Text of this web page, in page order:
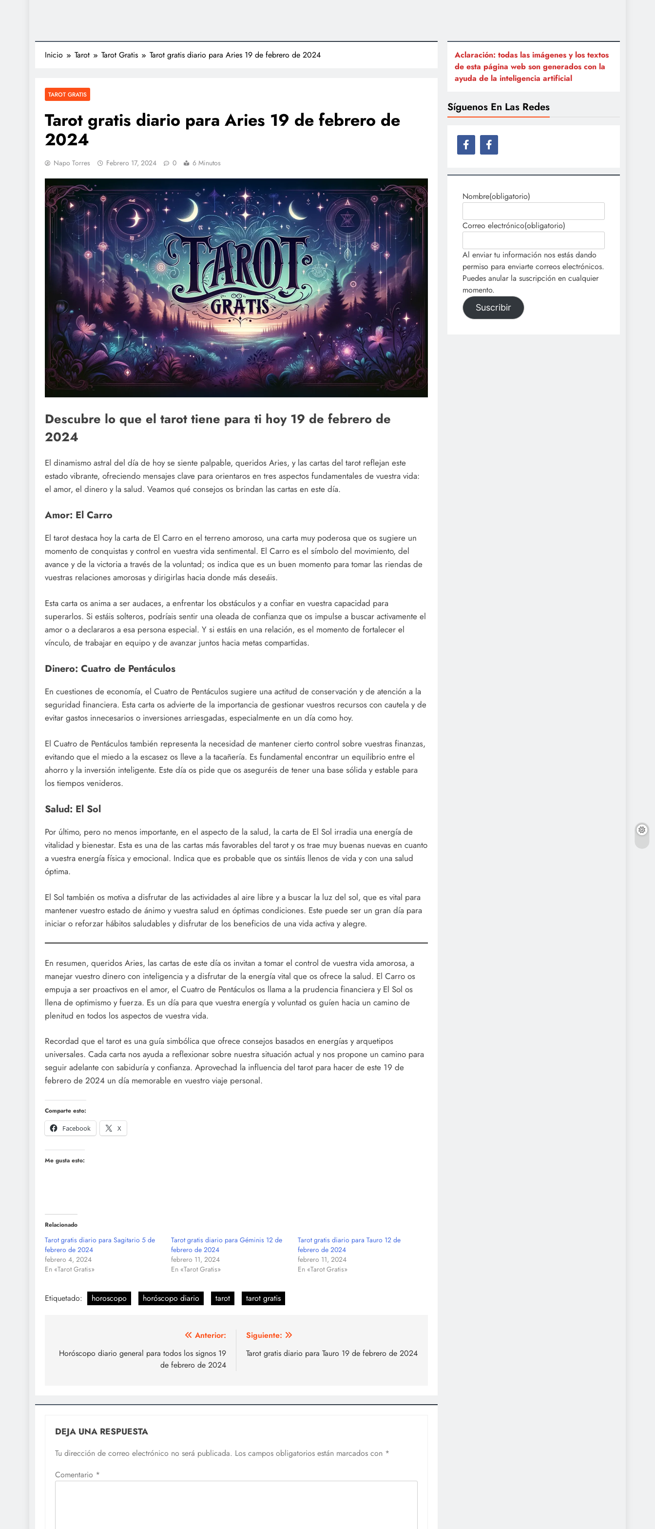
Inicio Tarot Tarot Gratis Tarot gratis diario para Aries 19 de febrero de 2024
TAROT GRATIS
Tarot gratis diario para Aries 19 de febrero de
2024
Napo Torres Febrero 17, 2024 0 6 Minutos
Descubre lo que el tarot tiene para ti hoy 19 de febrero de
2024
El dinamismo astral del día de hoy se siente palpable, queridos Aries, y las cartas del tarot reflejan este
estado vibrante, ofreciendo mensajes clave para orientaros en tres aspectos fundamentales de vuestra vida:
el amor, el dinero y la salud. Veamos qué consejos os brindan las cartas en este día.
Amor: El Carro
El tarot destaca hoy la carta de El Carro en el terreno amoroso, una carta muy poderosa que os sugiere un
momento de conquistas y control en vuestra vida sentimental. El Carro es el símbolo del movimiento, del
avance y de la victoria a través de la voluntad; os indica que es un buen momento para tomar las riendas de
vuestras relaciones amorosas y dirigirlas hacia donde más deseáis.
Esta carta os anima a ser audaces, a enfrentar los obstáculos y a confiar en vuestra capacidad para
superarlos. Si estáis solteros, podríais sentir una oleada de confianza que os impulse a buscar activamente el
amor o a declararos a esa persona especial. Y si estáis en una relación, es el momento de fortalecer el
vínculo, de trabajar en equipo y de avanzar juntos hacia metas compartidas.
Dinero: Cuatro de Pentáculos
En cuestiones de economía, el Cuatro de Pentáculos sugiere una actitud de conservación y de atención a la
seguridad financiera. Esta carta os advierte de la importancia de gestionar vuestros recursos con cautela y de
evitar gastos innecesarios o inversiones arriesgadas, especialmente en un día como hoy.
El Cuatro de Pentáculos también representa la necesidad de mantener cierto control sobre vuestras finanzas,
evitando que el miedo a la escasez os lleve a la tacañería. Es fundamental encontrar un equilibrio entre el
ahorro y la inversión inteligente. Este día os pide que os aseguréis de tener una base sólida y estable para
los tiempos venideros.
Salud: El Sol
Por último, pero no menos importante, en el aspecto de la salud, la carta de El Sol irradia una energía de
vitalidad y bienestar. Esta es una de las cartas más favorables del tarot y os trae muy buenas nuevas en cuanto
a vuestra energía física y emocional. Indica que es probable que os sintáis llenos de vida y con una salud
óptima.
El Sol también os motiva a disfrutar de las actividades al aire libre y a buscar la luz del sol, que es vital para
mantener vuestro estado de ánimo y vuestra salud en óptimas condiciones. Este puede ser un gran día para
iniciar o reforzar hábitos saludables y disfrutar de los beneficios de una vida activa y alegre.
En resumen, queridos Aries, las cartas de este día os invitan a tomar el control de vuestra vida amorosa, a
manejar vuestro dinero con inteligencia y a disfrutar de la energía vital que os ofrece la salud. El Carro os
empuja a ser proactivos en el amor, el Cuatro de Pentáculos os llama a la prudencia financiera y El Sol os
llena de optimismo y fuerza. Es un día para que vuestra energía y voluntad os guíen hacia un camino de
plenitud en todos los aspectos de vuestra vida.
Recordad que el tarot es una guía simbólica que ofrece consejos basados en energías y arquetipos
universales. Cada carta nos ayuda a reflexionar sobre nuestra situación actual y nos propone un camino para
seguir adelante con sabiduría y confianza. Aprovechad la influencia del tarot para hacer de este 19 de
febrero de 2024 un día memorable en vuestro viaje personal.
Comparte esto:
Facebook
X
Me gusta esto:
Relacionado
Tarot gratis diario para Sagitario 5 de
febrero de 2024
febrero 4, 2024
En «Tarot Gratis»
Tarot gratis diario para Géminis 12 de
febrero de 2024
febrero 11, 2024
En «Tarot Gratis»
Tarot gratis diario para Tauro 12 de
febrero de 2024
febrero 11, 2024
En «Tarot Gratis»
Etiquetado: horoscopo horóscopo diario tarot tarot gratis
de
Anterior:
Horóscopo diario general para todos los signos 19
de febrero de 2024
Siguiente:
Tarot gratis diario para Tauro 19 de febrero de 2024
DEJA UNA RESPUESTA
Tu dirección de correo electrónico no será publicada. Los campos obligatorios están marcados con *
Comentario *
Aclaración: todas las imágenes y los textos
de esta página web son generados con la
ayuda de la inteligencia artificial
Síguenos En Las Redes
Nombre(obligatorio)
Correo electrónico(obligatorio)
Al enviar tu información nos estás dando
permiso para enviarte correos electrónicos.
Puedes anular la suscripción en cualquier
momento.
Suscribir